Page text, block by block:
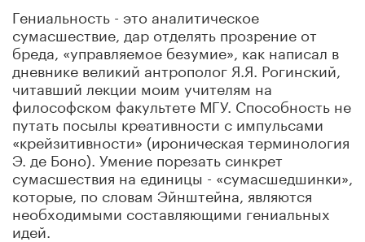
Гениальность - это аналитическое
сумасшествие, дар отделять прозрение от
бреда, «управляемое безумие», как написал в
дневнике великий антрополог Я.Я. Рогинский,
читавший лекции моим учителям на
философском факультете МГУ. Способность не
путать посылы креативности с импульсами
«крейзитивности» (ироническая терминология
Э. де Боно). Умение порезать синкрет
сумасшествия на единицы - «сумасшедшинки»,
которые, по словам Эйнштейна, являются
необходимыми составляющими гениальных
идей.